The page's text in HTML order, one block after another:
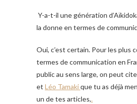
Y-a-t-il une génération
la donne en termes de
Oui, c’est certain. Pour les plus
termes de communication en
public au sens large, on peut
et Léo Tamakique tu as déjà
un de tes articles,.